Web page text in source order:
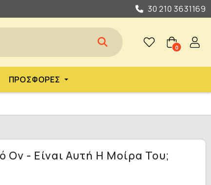
30 210 3631169
0
ΠΡΟΣΦΟΡΈΣ
- Είναι Αυτή Η Μοίρα Του;